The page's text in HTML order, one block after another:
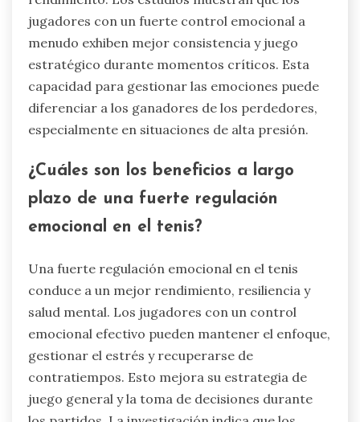
significativamente en los resultados de los
partidos en el tenis al afectar el enfoque, la
resiliencia y la toma de decisiones de los
jugadores. Una regulación emocional efectiva
permite a los atletas mantener la compostura
bajo presión, lo que lleva a un mejor
rendimiento. Los estudios muestran que los
jugadores con un fuerte control emocional a
menudo exhiben mejor consistencia y juego
estratégico durante momentos críticos. Esta
capacidad para gestionar las emociones puede
especialmente en situaciones de alta presión.
¿Cuáles son los beneficios a largo
plazo de una fuerte regulación
emocional en el tenis?
Una fuerte regulación emocional en el tenis